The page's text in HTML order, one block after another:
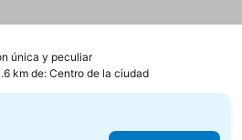
única y peculiar
km de: Centro de la ciudad